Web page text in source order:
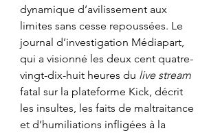
dynamique d’avilissement aux
limites sans cesse repoussées. Le
journal d’investigation Médiapart,
qui a visionné les deux cent quatre-
vingt-dix-huit heures du live stream
fatal sur la plateforme Kick, décrit
les insultes, les faits de maltraitance
et d’humiliations infligées à la